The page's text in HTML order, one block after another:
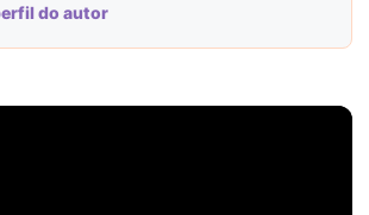
do autor